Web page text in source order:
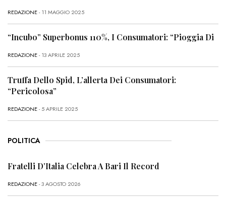
REDAZIONE- 11 MAGGIO 2025
“Incubo” Superbonus 110%, I Consumatori: “Pioggia Di
REDAZIONE- 13 APRILE 2025
Truffa Dello Spid, L’allerta Dei Consumatori:
“Pericolosa”
REDAZIONE- 5 APRILE 2025
POLITICA
Fratelli D’Italia Celebra A Bari Il Record
REDAZIONE- 3 AGOSTO 2026